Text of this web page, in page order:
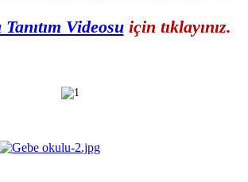
Videosuiçin tıklayınız.